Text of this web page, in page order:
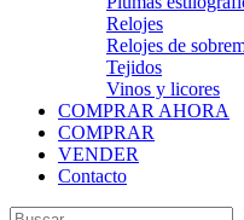
Relojes
Relojes de
Tejidos
Vinos y licores
COMPRAR AHORA
COMPRAR
VENDER
Contacto